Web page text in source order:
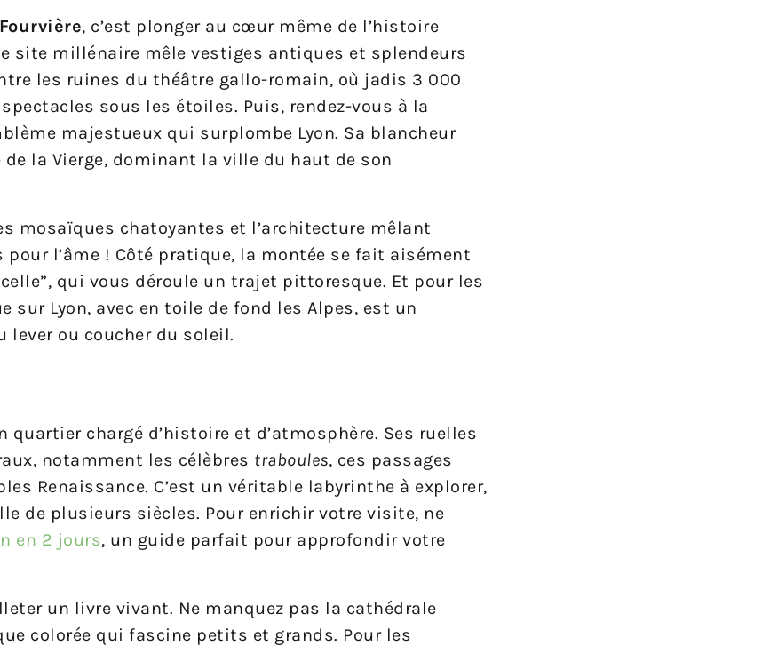
, c’est plonger au cœur même de l’histoire
site millénaire mêle vestiges antiques et splendeurs
les ruines du théâtre gallo-romain, où jadis 3 000
sous les étoiles. Puis, rendez-vous à la
majestueux qui surplombe Lyon. Sa blancheur
la Vierge, dominant la ville du haut de son
mosaïques chatoyantes et l’architecture mêlant
l’âme ! Côté pratique, la montée se fait aisément
qui vous déroule un trajet pittoresque. Et pour les
sur Lyon, avec en toile de fond les Alpes, est un
ou coucher du soleil.
quartier chargé d’histoire et d’atmosphère. Ses ruelles
notamment les célèbres traboules, ces passages
Renaissance. C’est un véritable labyrinthe à explorer,
de plusieurs siècles. Pour enrichir votre visite, ne
en 2 jours, un guide parfait pour approfondir votre
un livre vivant. Ne manquez pas la cathédrale
colorée qui fascine petits et grands. Pour les